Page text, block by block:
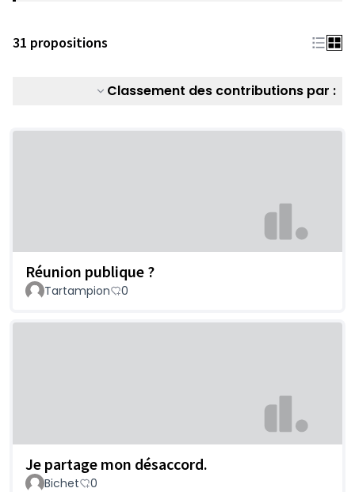
31 propositions
Classement des contributions par :
Réunion publique ?
Tartampion 0
Je partage mon désaccord.
Bichet 0